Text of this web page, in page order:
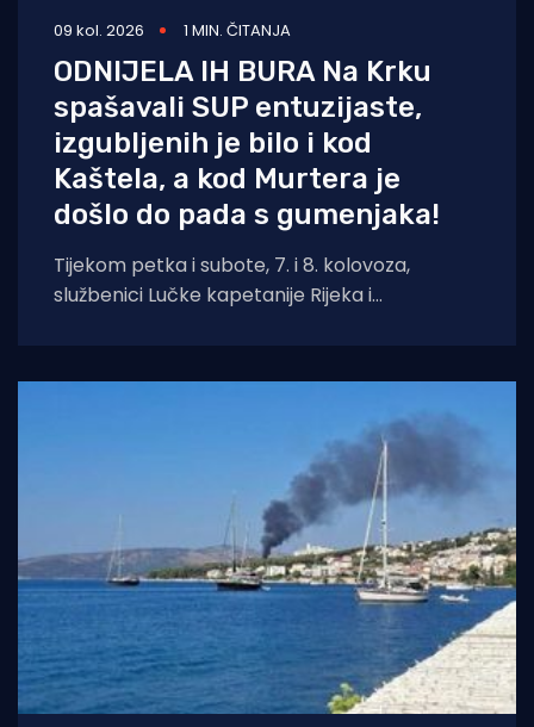
09 kol. 2026 1 MIN. ČITANJA
ODNIJELA IH BURA Na Krku
spašavali SUP entuzijaste,
izgubljenih je bilo i kod
Kaštela, a kod Murtera je
došlo do pada s gumenjaka!
Tijekom petka i subote, 7. i 8. kolovoza,
službenici Lučke kapetanije Rijeka i